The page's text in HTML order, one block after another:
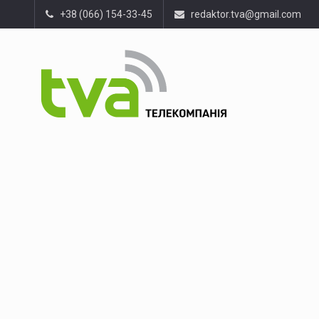
+38 (066) 154-33-45 redaktor.tva@gmail.com